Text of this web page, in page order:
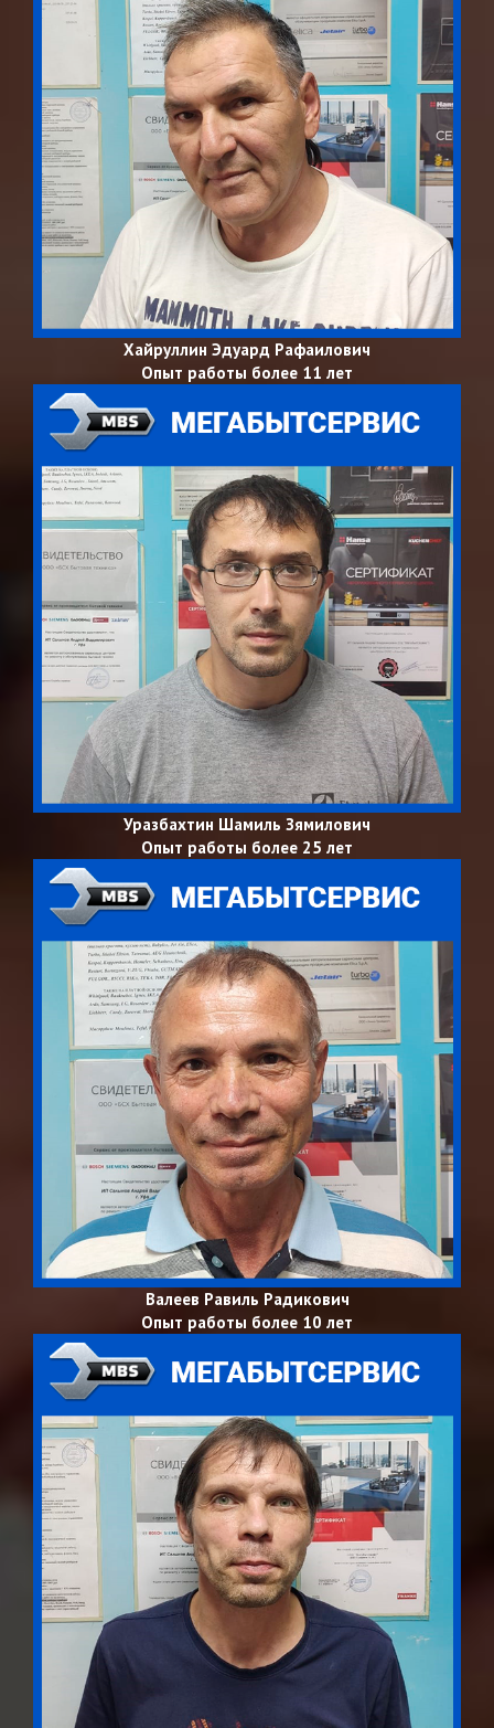
Хайруллин Эдуард Рафаилович
Опыт работы более 11 лет
Уразбахтин Шамиль Зямилович
Опыт работы более 25 лет
Валеев Равиль Радикович
Опыт работы более 10 лет